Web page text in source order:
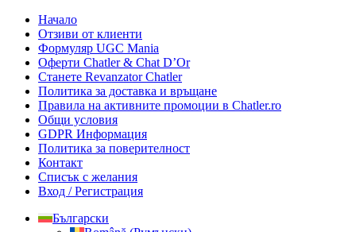
Начало
Отзиви от клиенти
Формуляр UGC Mania
Оферти Chatler & Chat D’Or
Станете Revanzator Chatler
Политика за доставка и връщане
Правила на активните промоции в Chatler.ro
Общи условия
GDPR Информация
Политика за поверителност
Контакт
Списък с желания
Вход / Регистрация
Български